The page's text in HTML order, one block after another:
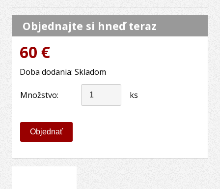
Objednajte si hneď teraz
60 €
Doba dodania: Skladom
Množstvo: ks